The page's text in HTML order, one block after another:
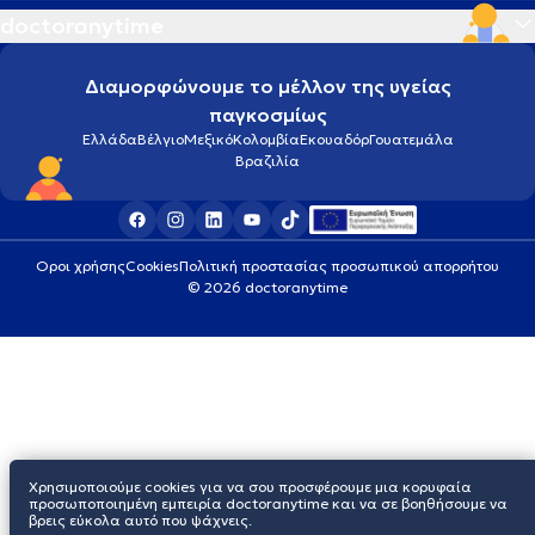
Laser αποτρίχωσης
Laser μυωπίας
Life coaching
M Mantoux
Medical Cannabis
Διαμορφώνουμε το μέλλον της υγείας
παγκοσμίως
ΕλλάδαΒέλγιοΜεξικόΚολομβίαΕκουαδόρΓουατεμάλα
Βραζιλία
Οροι χρήσηςCookiesΠολιτική προστασίας προσωπικού απορρήτου
© 2026 doctoranytime
Χρησιμοποιούμε cookies για να σου προσφέρουμε μια κορυφαία
προσωποποιημένη εμπειρία doctoranytime και να σε βοηθήσουμε να
βρεις εύκολα αυτό που ψάχνεις.